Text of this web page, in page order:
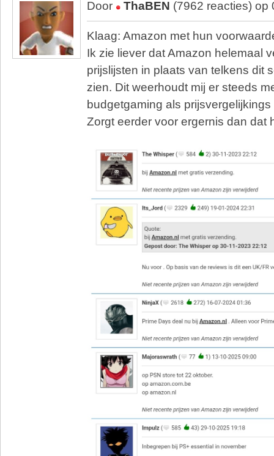
Door ThaBEN (7962 reacties) op
Klaag: Amazon met hun
Ik zie liever dat Amazon helemaal
prijslijsten in plaats van telkens dit
zien. Dit weerhoudt mij er steeds
budgetgaming als
Zorgt eerder voor ergernis dan dat